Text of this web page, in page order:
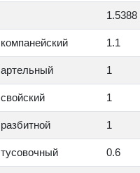
1.5388
компанейский 1.1
артельный 1
свойский 1
разбитной 1
тусовочный 0.6